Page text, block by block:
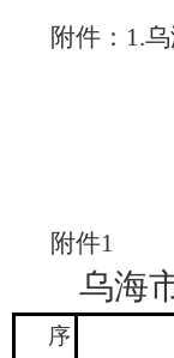
附件： 1 .
附件1
乌海
序